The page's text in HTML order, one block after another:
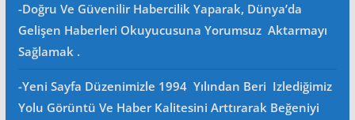
-Doğru Ve Güvenilir Habercilik Yaparak, Dünya’da
Gelişen Haberleri Okuyucusuna Yorumsuz Aktarmayı
Sağlamak .
-Yeni Sayfa Düzenimizle 1994 Yılından Beri Izlediğimiz
Yolu Görüntü Ve Haber Kalitesini Arttırarak Beğeniyi